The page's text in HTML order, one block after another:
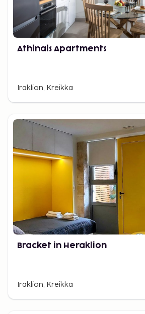
Athinais Apartments
Iraklion, Kreikka
Bracket in Heraklion
Iraklion, Kreikka